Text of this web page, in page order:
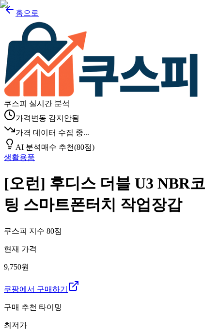
홈으로
쿠스피 실시간 분석
가격변동 감지안됨
가격 데이터 수집 중...
AI 분석매수 추천(80점)
생활용품
[오런] 후디스 더블 U3 NBR코
팅 스마트폰터치 작업장갑
쿠스피 지수 80점
현재 가격
9,750원
쿠팡에서 구매하기
구매 추천 타이밍
최저가